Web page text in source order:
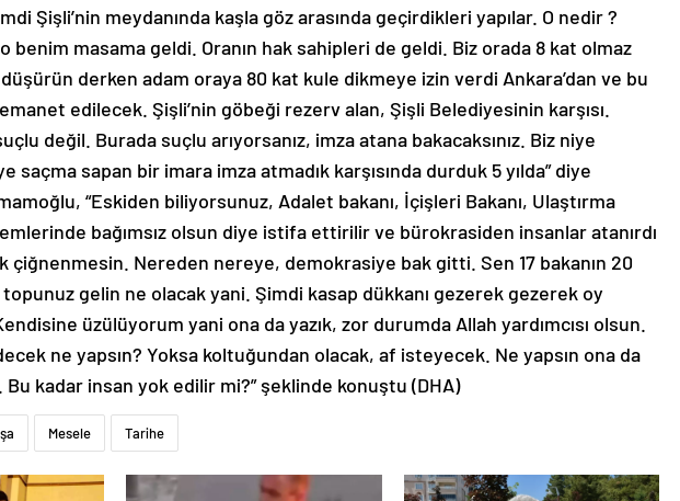
Şişli’nin meydanında kaşla göz arasında geçirdikleri yapılar. O nedir ?
o benim masama geldi. Oranın hak sahipleri de geldi. Biz orada 8 kat olmaz
düşürün derken adam oraya 80 kat kule dikmeye izin verdi Ankara’dan ve bu
edilecek. Şişli’nin göbeği rezerv alan, Şişli Belediyesinin karşısı.
değil. Burada suçlu arıyorsanız, imza atana bakacaksınız. Biz niye
saçma sapan bir imara imza atmadık karşısında durduk 5 yılda” diye
“Eskiden biliyorsunuz, Adalet bakanı, İçişleri Bakanı, Ulaştırma
bağımsız olsun diye istifa ettirilir ve bürokrasiden insanlar atanırdı
çiğnenmesin. Nereden nereye, demokrasiye bak gitti. Sen 17 bakanın 20
topunuz gelin ne olacak yani. Şimdi kasap dükkanı gezerek gezerek oy
üzülüyorum yani ona da yazık, zor durumda Allah yardımcısı olsun.
ne yapsın? Yoksa koltuğundan olacak, af isteyecek. Ne yapsın ona da
Bu kadar insan yok edilir mi?” şeklinde konuştu (DHA)
Mesele Tarihe